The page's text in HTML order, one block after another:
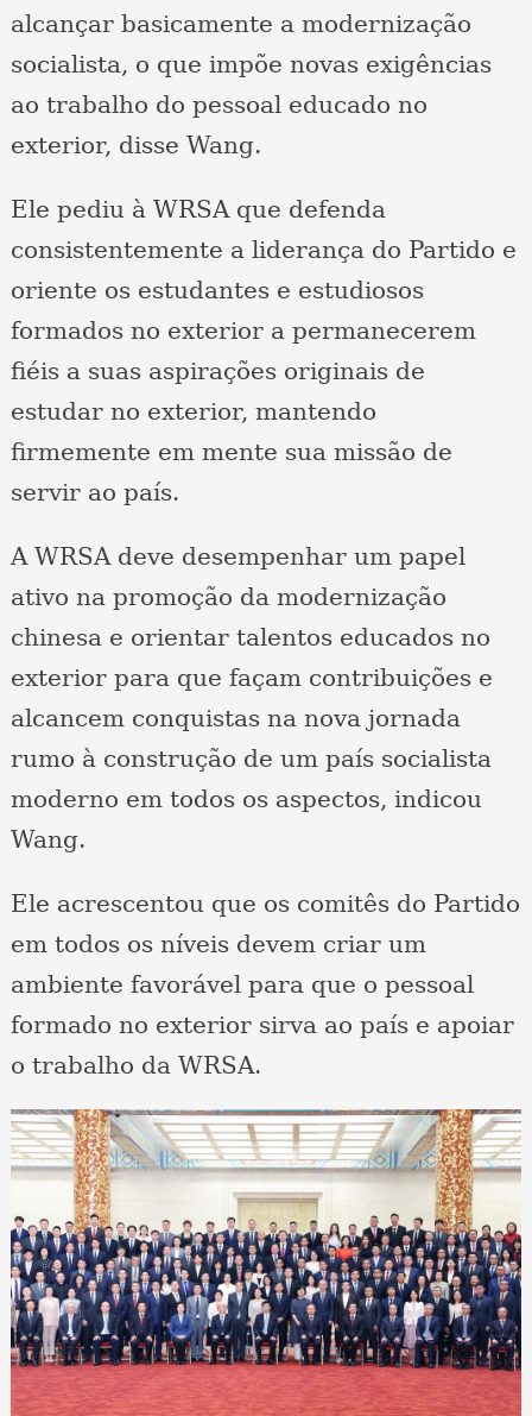
alcançar basicamente a modernização
socialista, o que impõe novas exigências
ao trabalho do pessoal educado no
exterior, disse Wang.
Ele pediu à WRSA que defenda
consistentemente a liderança do Partido e
oriente os estudantes e estudiosos
formados no exterior a permanecerem
fiéis a suas aspirações originais de
estudar no exterior, mantendo
firmemente em mente sua missão de
servir ao país.
A WRSA deve desempenhar um papel
ativo na promoção da modernização
chinesa e orientar talentos educados no
exterior para que façam contribuições e
alcancem conquistas na nova jornada
rumo à construção de um país socialista
moderno em todos os aspectos, indicou
Wang.
Ele acrescentou que os comitês do Partido
em todos os níveis devem criar um
ambiente favorável para que o pessoal
formado no exterior sirva ao país e apoiar
o trabalho da WRSA.